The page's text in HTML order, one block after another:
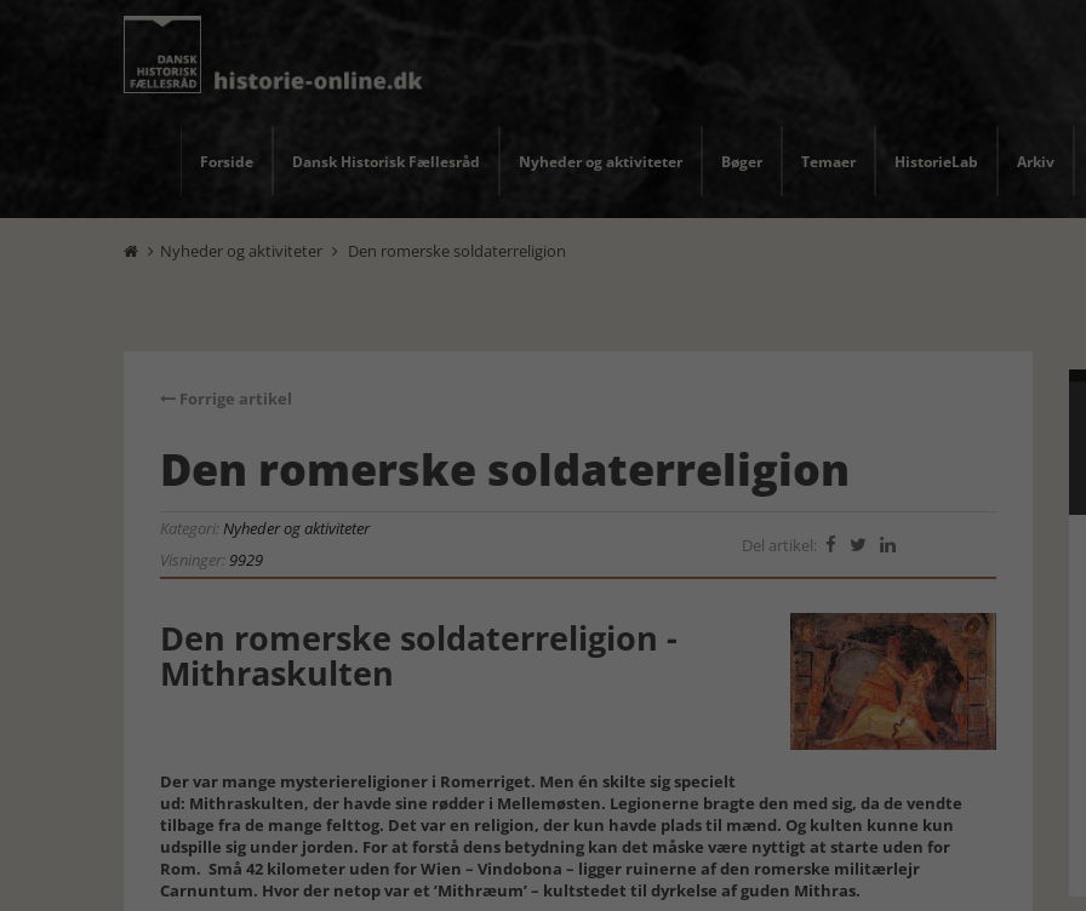
Forside Dansk Historisk Fællesråd Nyheder og aktiviteter Bøger Temaer HistorieLab Arkiv
 Nyheder og aktiviteter  Den romerske soldaterreligion
Forrige artikel
Den romerske soldaterreligion
Kategori:Nyheder og aktiviteter
Visninger:9929
Del artikel:   
Den romerske soldaterreligion -
Mithraskulten
Der var mange mysteriereligioner i Romerriget. Men én skilte sig specielt
ud: Mithraskulten, der havde sine rødder i Mellemøsten. Legionerne bragte den med sig, da de vendte
tilbage fra de mange felttog. Det var en religion, der kun havde plads til mænd. Og kulten kunne kun
udspille sig under jorden. For at forstå dens betydning kan det måske være nyttigt at starte uden for
Rom. Små 42 kilometer uden for Wien – Vindobona – ligger ruinerne af den romerske militærlejr
Carnuntum. Hvor der netop var et ’Mithræum’ – kultstedet til dyrkelse af guden Mithras.